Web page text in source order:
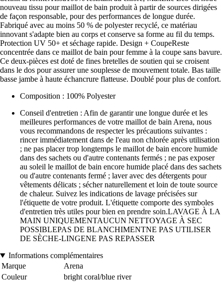
nouveau tissu pour maillot de bain produit à partir de sources dirigées
de façon responsable, pour des performances de longue durée.
Fabriqué avec au moins 50 % de polyester recyclé, ce matériau
innovant s'adapte bien au corps et conserve sa forme au fil du temps.
Protection UV 50+ et séchage rapide. Design + CoupeReste
concentrée dans ce maillot de bain pour femme à la coupe sans bavure.
Ce deux-pièces est doté de fines bretelles de soutien qui se croisent
dans le dos pour assurer une souplesse de mouvement totale. Bas taille
basse jambe à haute échancrure flatteuse. Doublé pour plus de confort.
Composition : 100% Polyester
Conseil d'entretien : Afin de garantir une longue durée et les
meilleures performances de votre maillot de bain Arena, nous
vous recommandons de respecter les précautions suivantes :
rincer immédiatement dans de l'eau non chlorée après utilisation
; ne pas placer trop longtemps le maillot de bain encore humide
dans des sachets ou d'autre contenants fermés ; ne pas exposer
au soleil le maillot de bain encore humide placé dans des sachets
ou d'autre contenants fermé ; laver avec des détergents pour
vêtements délicats ; sécher naturellement et loin de toute source
de chaleur. Suivez les indications de lavage précisées sur
l'étiquette de votre produit. L'étiquette comporte des symboles
d'entretien très utiles pour bien en prendre soin.LAVAGE À LA
MAIN UNIQUEMENTAUCUN NETTOYAGE À SEC
POSSIBLEPAS DE BLANCHIMENTNE PAS UTILISER
DE SÈCHE-LINGENE PAS REPASSER
Informations complémentaires
Marque
Arena
Couleur
bright coral/blue river